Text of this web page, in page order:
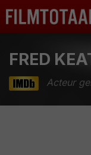
FRED
Acteur